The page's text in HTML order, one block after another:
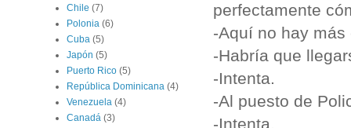
perfectamente
-Aquí no hay
-Habría que
-Intenta.
-Al puesto de
-Intenta.
Chile (7)
Polonia (6)
Cuba (5)
Japón (5)
Puerto Rico (5)
República Dominicana (4)
Venezuela (4)
Canadá (3)